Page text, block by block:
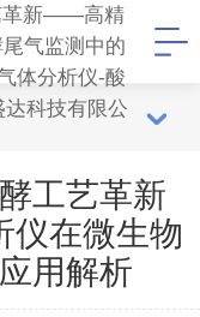
工艺革新
在微生物
用解析